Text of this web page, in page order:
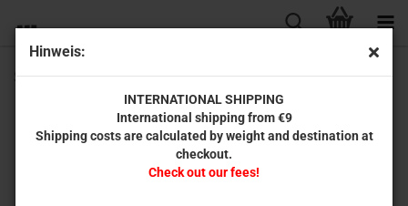
Hinweis:
INTERNATIONAL SHIPPING
International shipping from €9
Shipping costs are calculated by weight and destination at
checkout.
Check out our fees!
Super Fly (Black Cinema Collection #22) [2-Disc Set]